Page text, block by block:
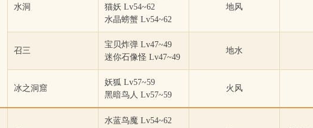
水洞
猫妖 Lv54~62
水晶螃蟹 Lv54~62
地风
召三
宝贝炸弹 Lv47~49
迷你石像怪 Lv47~49
地水
冰之洞窟
妖狐 Lv57~59
黑暗鸟人 Lv57~59
火风
水蓝鸟魔 Lv54~62